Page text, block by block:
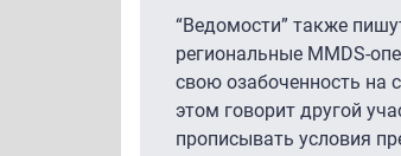
“Ведомости” также
региональные MMDS-
свою озабоченность на
этом говорит другой
прописывать условия